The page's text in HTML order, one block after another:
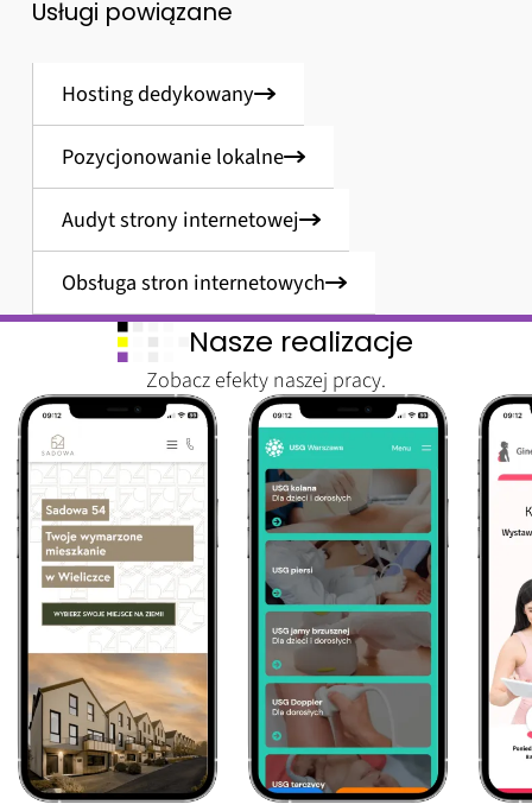
Usługi powiązane
Hosting dedykowany
Pozycjonowanie lokalne
Audyt strony internetowej
Obsługa stron internetowych
Nasze realizacje
Zobacz efekty naszej pracy.